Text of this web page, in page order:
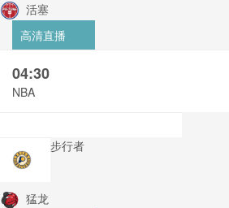
活塞
高清直播
04:30
NBA
步行者
猛龙